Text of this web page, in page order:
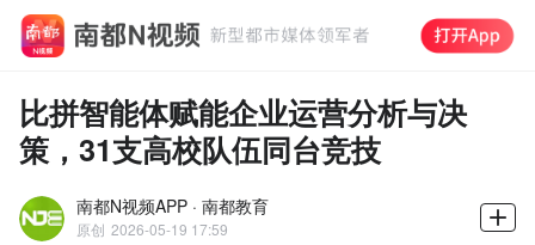
比拼智能体赋能企业运营分析与决
策，31支高校队伍同台竞技
南都N视频APP · 南都教育
原创 2026-05-19 17:59